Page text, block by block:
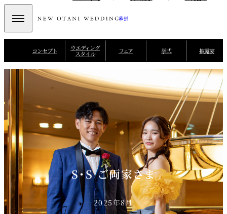
幕張
コンセプト ウエディング
スタイル フェア 挙式 披露宴
S・S ご両家さま
2025年8月